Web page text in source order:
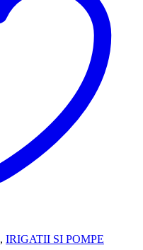
, IRIGATII SI POMPE